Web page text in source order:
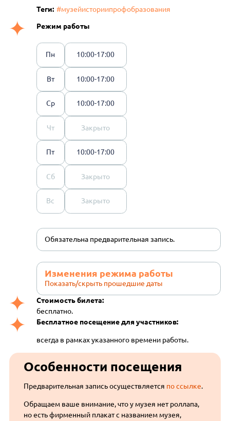
Теги: #музейисториипрофобразования
Режим работы
Пн 10:00-17:00
Вт 10:00-17:00
Ср 10:00-17:00
Чт Закрыто
Пт 10:00-17:00
Сб Закрыто
Вс Закрыто
Обязательна предварительная запись.
Изменения режима работы
Показать/скрыть прошедшие даты
Стоимость билета:
бесплатно.
Бесплатное посещение для участников:
всегда в рамках указанного времени работы.
Особенности посещения
Предварительная запись осуществляется по ссылке.
Обращаем ваше внимание, что у музея нет роллапа,
но есть фирменный плакат с названием музея,